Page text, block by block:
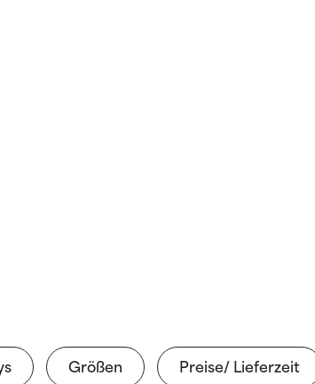
Größen Preise/ Lieferzeit